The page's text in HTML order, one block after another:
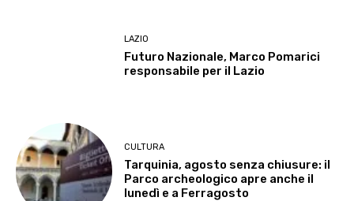
LAZIO
Futuro Nazionale, Marco Pomarici
responsabile per il Lazio
CULTURA
Tarquinia, agosto senza chiusure: il
Parco archeologico apre anche il
lunedì e a Ferragosto